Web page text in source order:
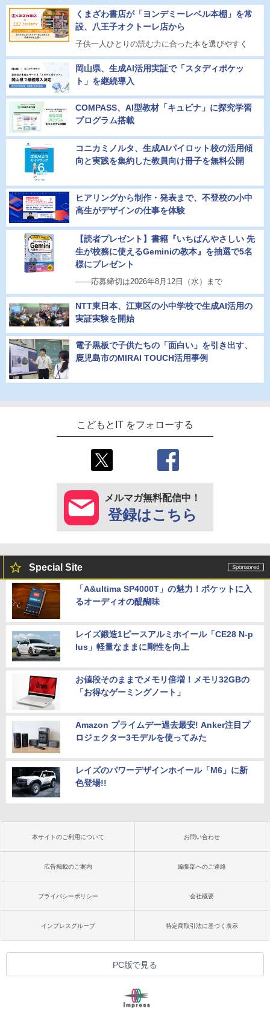
くまざわ書店が「ヨンデミーレベル本棚」を常
設、八王子オクトーレ店から
子供一人ひとりの読む力に合った本を選びやすく
岡山県、生成AI活用実証で「スタディポケッ
ト」を継続導入
COMPASS、AI型教材「キュビナ」に探究学習
プログラム搭載
コニカミノルタ、生成AIパイロット校の活用傾
向と実践を集約した教員向け冊子を無料公開
ヒアリングから制作・発表まで、不登校の小中
高生がデザインの仕事を体験
【読者プレゼント】書籍『いちばんやさしい 先
生が校務に使えるGeminiの教本』を抽選で5名
様にプレゼント
――応募締切は2026年8月12日（水）まで
NTT東日本、江東区の小中学校で生成AI活用の
実証実験を開始
電子黒板で子供たちの「面白い」を引き出す、
鹿児島市のMIRAI TOUCH活用事例
こどもとIT をフォローする
メルマガ無料配信中！
登録はこちら
Special Site
「A&ultima SP4000T」の魅力！ポケットに入
るオーディオの醍醐味
レイズ鍛造1ピースアルミホイール「CE28 N-p
lus」軽量なままに剛性を向上
お値段そのままでメモリ倍増！メモリ32GBの
「お得なゲーミングノート」
Amazon プライムデー過去最安! Anker注目プ
ロジェクター3モデルを使ってみた
レイズのパワーデザインホイール「M6」に新
色登場!!
本サイトのご利用について お問い合わせ
広告掲載のご案内 編集部へのご連絡
プライバシーポリシー 会社概要
インプレスグループ 特定商取引法に基づく表示
PC版で見る